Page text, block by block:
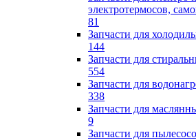
электротермосов,
81
Запчасти для
144
Запчасти для
554
Запчасти для
338
Запчасти для
9
Запчасти для